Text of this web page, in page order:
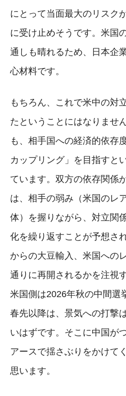
にとって当面最大のリスク
に受け止めそうです。米国
通しも晴れるため、日本企
心材料です。
もちろん、これで米中の対
たということにはなりませ
も、相手国への経済的依存
カップリング」を目指すと
ています。双方の依存関係
は、相手の弱み（米国のレ
体）を握りながら、対立
化を繰り返すことが予想さ
からの大豆輸入、米国への
通りに再開されるかを注視
米国側は2026年秋の中間選
春先以降は、景気への打撃
いはずです。そこに中国が
アースで揺さぶりをかけて
思います。